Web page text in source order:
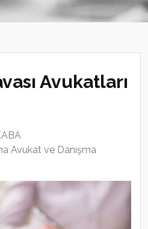
Avukatları
Avukat ve Danışma